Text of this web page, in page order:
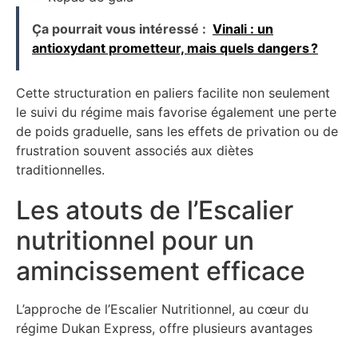
Ça pourrait vous intéressé : Vinali : un
antioxydant prometteur, mais quels dangers ?
Cette structuration en paliers facilite non seulement
le suivi du régime mais favorise également une perte
de poids graduelle, sans les effets de privation ou de
frustration souvent associés aux diètes
traditionnelles.
Les atouts de l’Escalier
nutritionnel pour un
amincissement efficace
L’approche de l’Escalier Nutritionnel, au cœur du
régime Dukan Express, offre plusieurs avantages